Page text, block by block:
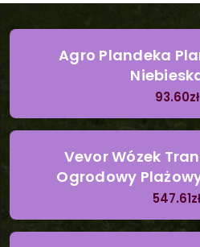
Agro Plandeka
93.60zł
Vevor Wózek
Ogrodowy
547.61zł